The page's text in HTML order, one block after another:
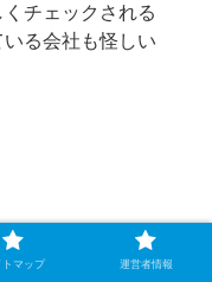
チェックされる
る会社も怪しい
いいの？
トマップ 運営者情報